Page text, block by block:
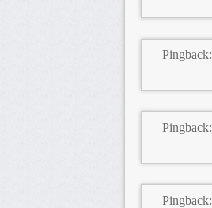
Pingback:
Pingback:
Pingback: